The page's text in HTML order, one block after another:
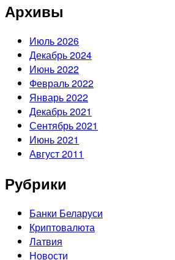
Архивы
Июль 2026
Декабрь 2024
Июнь 2022
Февраль 2022
Январь 2022
Декабрь 2021
Сентябрь 2021
Июнь 2021
Август 2011
Рубрики
Банки Беларуси
Криптовалюта
Латвия
Новости